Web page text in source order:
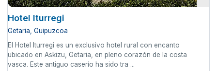
Hotel Iturregi
Getaria, Guipuzcoa
El Hotel Iturregi es un exclusivo hotel rural con encanto
ubicado en Askizu, Getaria, en pleno corazón de la costa
vasca. Este antiguo caserío ha sido tra ...